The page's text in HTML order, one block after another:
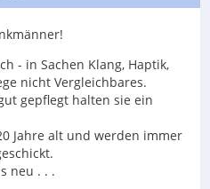
- in Sachen Klang, Haptik,
nicht Vergleichbares.
gepflegt halten sie ein
Jahre alt und werden immer
neu . . .